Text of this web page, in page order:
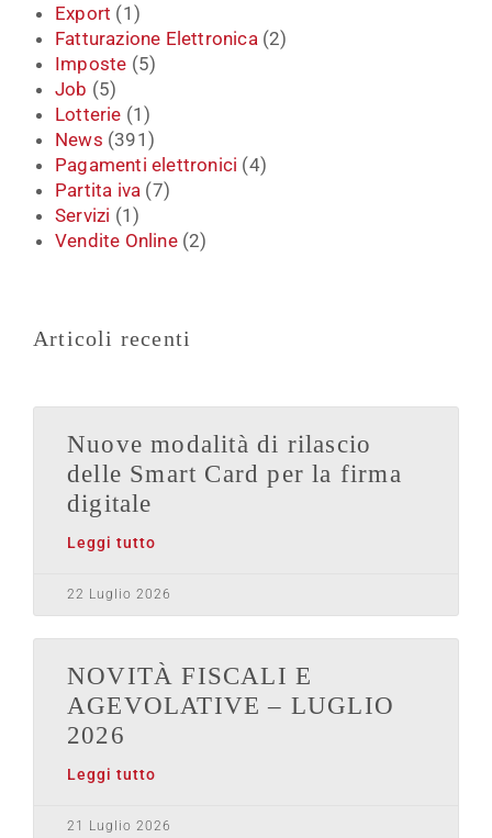
Export (1)
Fatturazione Elettronica (2)
Imposte (5)
Job (5)
Lotterie (1)
News (391)
Pagamenti elettronici (4)
Partita iva (7)
Servizi (1)
Vendite Online(2)
Articoli recenti
Nuove modalità di rilascio
delle Smart Card per la firma
digitale
Leggi tutto
22 Luglio 2026
NOVITÀ FISCALI E
AGEVOLATIVE – LUGLIO
2026
Leggi tutto
21 Luglio 2026